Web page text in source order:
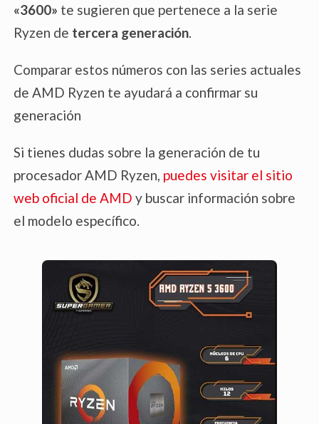
H
«3600» te sugieren que pertenece a la serie
Ryzen de tercera generación.
Comparar estos números con las series actuales
de AMD Ryzen te ayudará a confirmar su
generación
Si tienes dudas sobre la generación de tu
procesador AMD Ryzen, puedes visitar el sitio
web oficial de AMD y buscar información sobre
el modelo específico.